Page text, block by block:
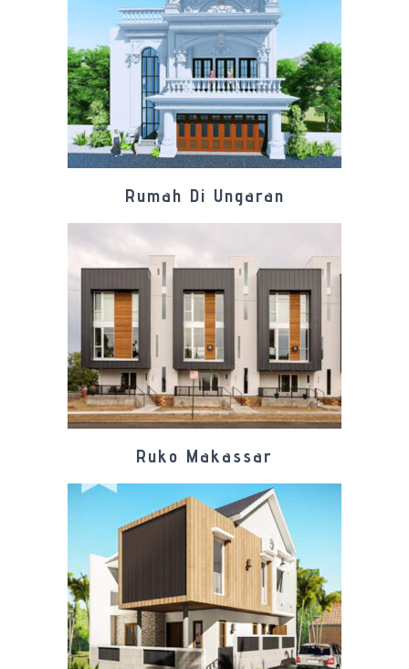
Rumah Di Ungaran
Ruko Makassar